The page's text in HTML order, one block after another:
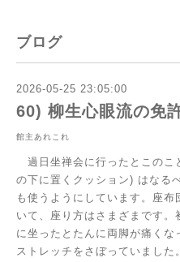
ブログ
2026-05-25 23:05:00
60) 柳生心眼流の
館主あれこれ
過日坐禅会に行ったとこのこ
の下に置くクッション) はなる
も使うようにしています。座
いて、座り方はさまざまです
に坐ったとたんに両脚が痛く
ストレッチをさぼっていまし